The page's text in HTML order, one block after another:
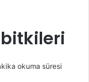
okuma süresi